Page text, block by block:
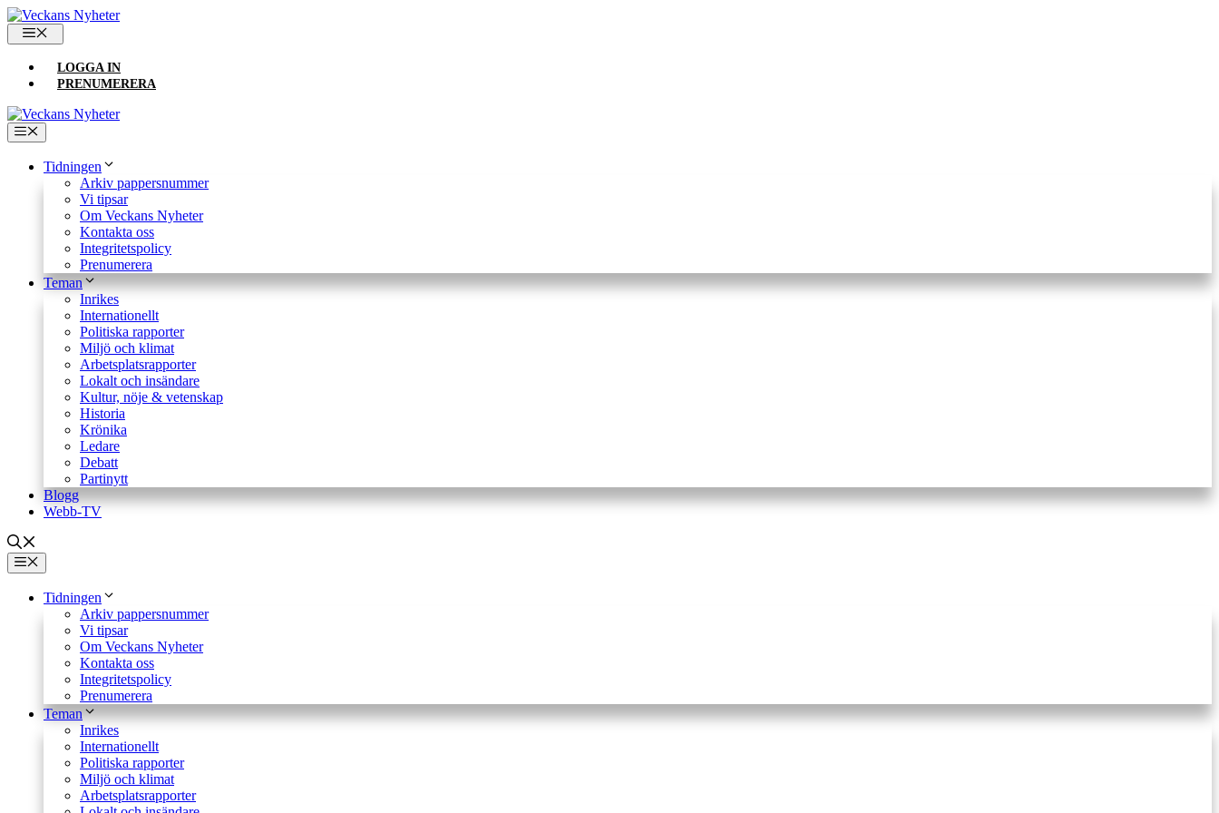
Hoppa
till
innehåll
LOGGA IN
PRENUMERERA
Meny
Tidningen
Arkiv pappersnummer
Vi tipsar
Om Veckans Nyheter
Kontakta oss
Integritetspolicy
Prenumerera
Teman
Inrikes
Internationellt
Politiska rapporter
Miljö och klimat
Arbetsplatsrapporter
Lokalt och insändare
Kultur, nöje & vetenskap
Historia
Krönika
Ledare
Debatt
Partinytt
Blogg
Webb-TV
Meny
Tidningen
Arkiv pappersnummer
Vi tipsar
Om Veckans Nyheter
Kontakta oss
Integritetspolicy
Prenumerera
Teman
Inrikes
Internationellt
Politiska rapporter
Miljö och klimat
Arbetsplatsrapporter